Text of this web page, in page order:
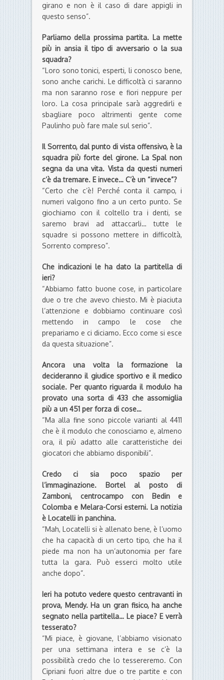
girano e non è il caso di dare appigli in
questo senso”.
Parliamo della prossima partita. La mette
più in ansia il tipo di avversario o la sua
squadra?
“Loro sono tonici, esperti, li conosco bene,
sono anche carichi. Le difficoltà ci saranno
ma non saranno rose e fiori neppure per
loro. La cosa principale sarà aggredirli e
sbagliare poco altrimenti gente come
Paulinho può fare male sul serio”.
Il Sorrento, dal punto di vista offensivo, è la
squadra più forte del girone. La Spal non
segna da una vita. Vista da questi numeri
c’è da tremare. E invece… C’è un “invece”?
“Certo che c’è! Perché conta il campo, i
numeri valgono fino a un certo punto. Se
giochiamo con il coltello tra i denti, se
saremo bravi ad attaccarli… tutte le
squadre si possono mettere in difficoltà,
Sorrento compreso”.
Che indicazioni le ha dato la partitella di
ieri?
“Abbiamo fatto buone cose, in particolare
due o tre che avevo chiesto. Mi è piaciuta
l’attenzione e dobbiamo continuare così
mettendo in campo le cose che
prepariamo e ci diciamo. Ecco come si esce
da questa situazione”.
Ancora una volta la formazione la
decideranno il giudice sportivo e il medico
sociale. Per quanto riguarda il modulo ha
provato una sorta di 433 che assomiglia
più a un 451 per forza di cose…
“Ma alla fine sono piccole varianti al 4411
che è il modulo che conosciamo e, almeno
ora, il più adatto alle caratteristiche dei
giocatori che abbiamo disponibili”.
Credo ci sia poco spazio per
l’immaginazione. Bortel al posto di
Zamboni, centrocampo con Bedin e
Colomba e Melara-Corsi esterni. La notizia
è Locatelli in panchina.
“Mah, Locatelli si è allenato bene, è l’uomo
che ha capacità di un certo tipo, che ha il
piede ma non ha un’autonomia per fare
tutta la gara. Può esserci molto utile
anche dopo”.
Ieri ha potuto vedere questo centravanti in
prova, Mendy. Ha un gran fisico, ha anche
segnato nella partitella… Le piace? E verrà
tesserato?
“Mi piace, è giovane, l’abbiamo visionato
per una settimana intera e se c’è la
possibilità credo che lo tessereremo. Con
Cipriani fuori altre due o tre partite e con